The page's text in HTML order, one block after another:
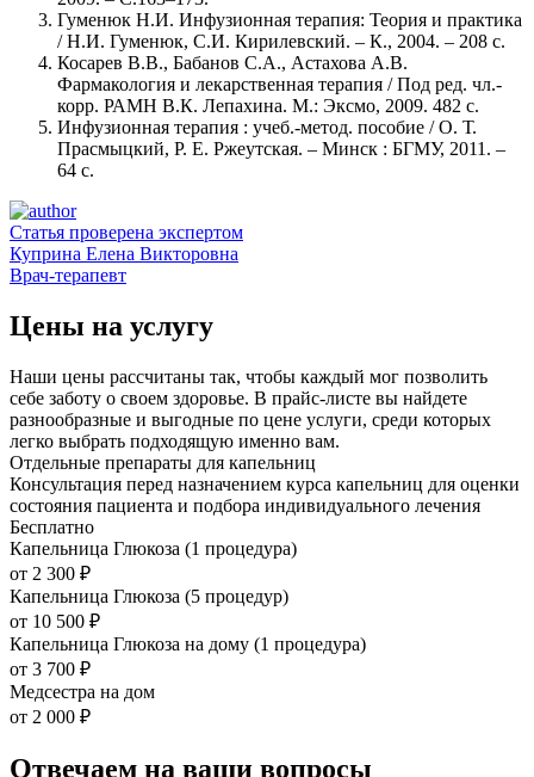
Гуменюк Н.И. Инфузионная терапия: Теория и практика
/ Н.И. Гуменюк, С.И. Кирилевский. – К., 2004. – 208 с.
Косарев В.В., Бабанов С.А., Астахова А.В.
Фармакология и лекарственная терапия / Под ред. чл.-
корр. РАМН В.К. Лепахина. М.: Эксмо, 2009. 482 с.
Инфузионная терапия : учеб.-метод. пособие / О. Т.
Прасмыцкий, Р. Е. Ржеутская. – Минск : БГМУ, 2011. –
64 с.
Статья проверена экспертом
Куприна Елена Викторовна
Врач-терапевт
Цены на услугу
Наши цены рассчитаны так, чтобы каждый мог позволить
себе заботу о своем здоровье. В прайс-листе вы найдете
разнообразные и выгодные по цене услуги, среди которых
легко выбрать подходящую именно вам.
Отдельные препараты для капельниц
Консультация перед назначением курса капельниц для оценки
состояния пациента и подбора индивидуального лечения
Бесплатно
Капельница Глюкоза (1 процедура)
от 2 300 ₽
Капельница Глюкоза (5 процедур)
от 10 500 ₽
Капельница Глюкоза на дому (1 процедура)
от 3 700 ₽
Медсестра на дом
от 2 000 ₽
Отвечаем на ваши вопросы